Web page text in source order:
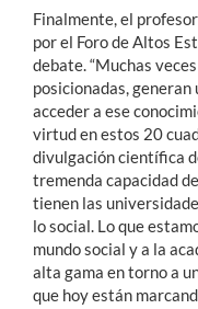
Finalmente, el
por el Foro de Altos
debate. “Muchas
posicionadas,
acceder a ese
virtud en estos 20
divulgación científica
tremenda capacidad
tienen las
lo social. Lo que
mundo social y a la
alta gama en torno a
que hoy están